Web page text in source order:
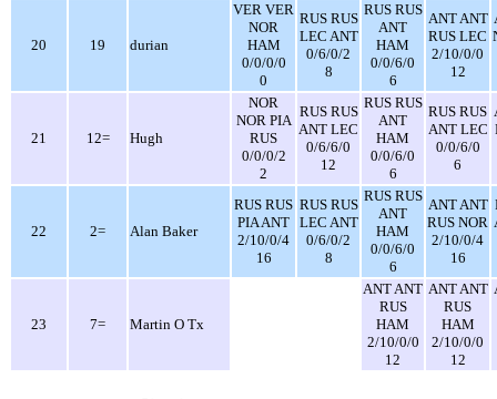
20 19 durian
VER VER
NOR
HAM
0/0/0/0
0
RUS RUS
LEC ANT
0/6/0/2
8
RUS RUS
ANT
HAM
0/0/6/0
6
ANT ANT
RUS LEC
2/10/0/0
12
21 12= Hugh
NOR
NOR PIA
RUS
0/0/0/2
2
RUS RUS
ANT LEC
0/6/6/0
12
RUS RUS
ANT
HAM
0/0/6/0
6
RUS RUS
ANT LEC
0/0/6/0
6
22 2= Alan Baker
RUS RUS
PIA ANT
2/10/0/4
16
RUS RUS
LEC ANT
0/6/0/2
8
RUS RUS
ANT
HAM
0/0/6/0
6
ANT ANT
RUS NOR
2/10/0/4
16
23 7= Martin O Tx
ANT ANT
RUS
HAM
2/10/0/0
12
ANT ANT
RUS
HAM
2/10/0/0
12